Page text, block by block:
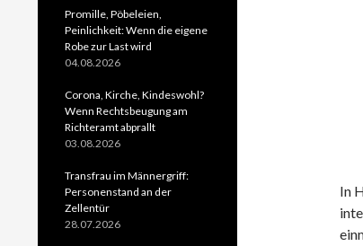
In
Promille, Pöbeleien,
Peinlichkeit: Wenn die eigene
Robe zur Last wird
04.08.2026
Corona, Kirche, Kindeswohl?
Wenn Rechtsbeugung am
Richteramt abprallt
03.08.2026
Transfrau im Männergriff:
Personenstand an der
Zellentür
28.07.2026